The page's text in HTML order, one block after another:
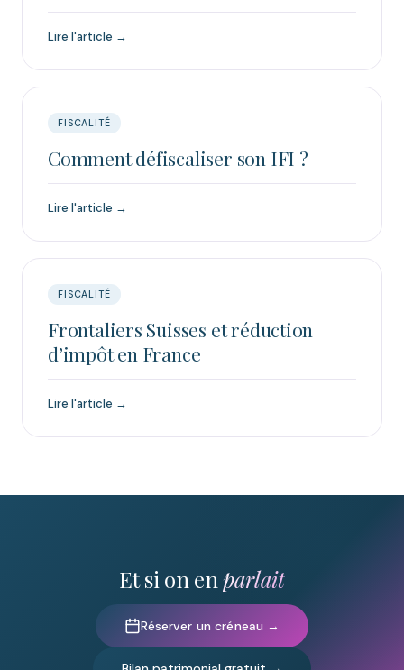
Lire l'article →
FISCALITÉ
Comment défiscaliser son IFI ?
Lire l'article →
FISCALITÉ
Frontaliers Suisses et réduction
d’impôt en France
Lire l'article →
Et si on enparlait
Réserver un créneau →